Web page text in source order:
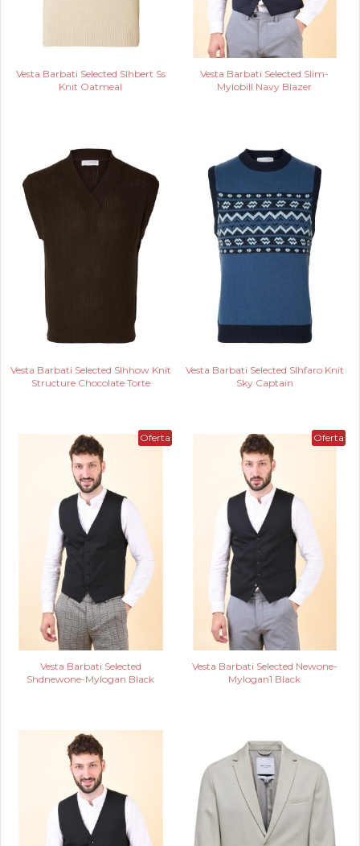
Vesta Barbati Selected Slhbert Ss
Knit Oatmeal
Vesta Barbati Selected Slim-
Mylobill Navy Blazer
Vesta Barbati Selected Slhhow Knit
Structure Chocolate Torte
Vesta Barbati Selected Slhfaro Knit
Sky Captain
Oferta
Vesta Barbati Selected
Shdnewone-Mylogan Black
Oferta
Vesta Barbati Selected Newone-
Mylogan1 Black